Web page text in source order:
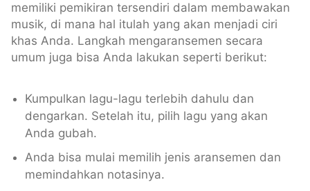
memiliki pemikiran tersendiri dalam membawakan
musik, di mana hal itulah yang akan menjadi ciri
khas Anda. Langkah mengaransemen secara
umum juga bisa Anda lakukan seperti berikut:
Kumpulkan lagu-lagu terlebih dahulu dan
dengarkan. Setelah itu, pilih lagu yang akan
Anda gubah.
Anda bisa mulai memilih jenis aransemen dan
memindahkan notasinya.